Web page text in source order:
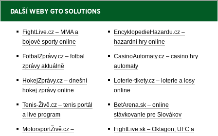
DALŠÍ WEBY GTO SOLUTIONS
FightLive.cz – MMA a
bojové sporty online
FotbalZprávy.cz – fotbal
zprávy aktuálně
HokejZprávy.cz – dnešní
hokej zprávy online
Tenis-Živě.cz – tenis portál
a live program
MotorsportŽivě.cz –
EncyklopedieHazardu.cz –
hazardní hry online
CasinoAutomaty.cz – casino hry
automaty
Loterie-tikety.cz – loterie a losy
online
BetArena.sk – online
stávkovanie pre Slovákov
FightLive.sk – Oktagon, UFC a